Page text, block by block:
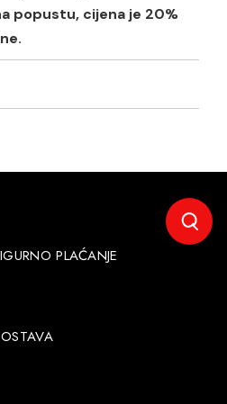
popustu, cijena je 20%
PLAĆANJE